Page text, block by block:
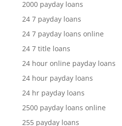
2000 payday loans
24 7 payday loans
24 7 payday loans online
24 7 title loans
24 hour online payday loans
24 hour payday loans
24 hr payday loans
2500 payday loans online
255 payday loans